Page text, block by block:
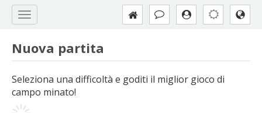
Nuova partita
Seleziona una difficoltà e goditi il miglior gioco di
campo minato!